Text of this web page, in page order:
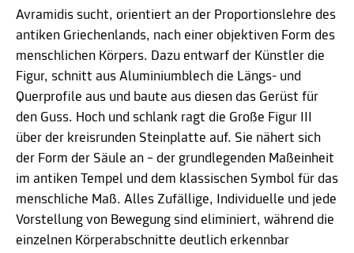
Avramidis sucht, orientiert an der Proportionslehre des
antiken Griechenlands, nach einer objektiven Form des
menschlichen Körpers. Dazu entwarf der Künstler die
Figur, schnitt aus Aluminiumblech die Längs- und
Querprofile aus und baute aus diesen das Gerüst für
den Guss. Hoch und schlank ragt die Große Figur III
über der kreisrunden Steinplatte auf. Sie nähert sich
der Form der Säule an – der grundlegenden Maßeinheit
im antiken Tempel und dem klassischen Symbol für das
menschliche Maß. Alles Zufällige, Individuelle und jede
Vorstellung von Bewegung sind eliminiert, während die
einzelnen Körperabschnitte deutlich erkennbar